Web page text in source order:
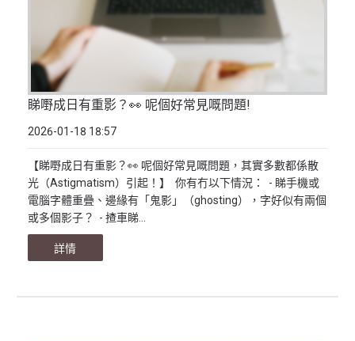
睇嘢成日有重影？👀 呢個好常見嘅問題!
2026-01-18 18:57
【睇嘢成日有重影？👀 呢個好常見嘅問題，其實多數都係散
光（Astigmatism）引起！】 你有冇以下情況： - 睇手機或
電腦字體重疊、邊緣有「鬼影」（ghosting），字好似有兩個
或多個影子？ - 揸車睇...
詳情